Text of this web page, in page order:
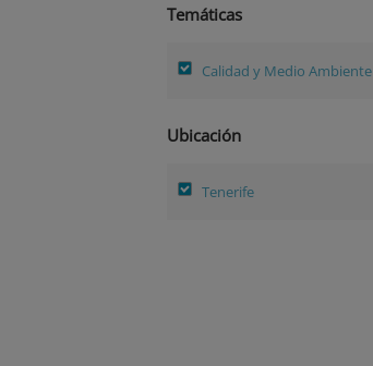
Temáticas
Calidad y Medio Ambiente
Ubicación
Tenerife